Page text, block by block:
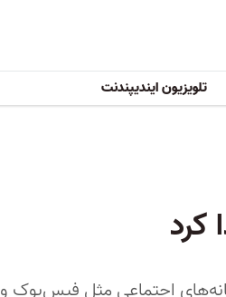
تلویزیون ایندیپندنت
کرد
اجتماعی مثل فیس‌بوک و